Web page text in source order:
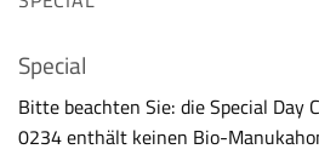
Special
Bitte beachten Sie: die Special Day
0234 enthält keinen Bio-